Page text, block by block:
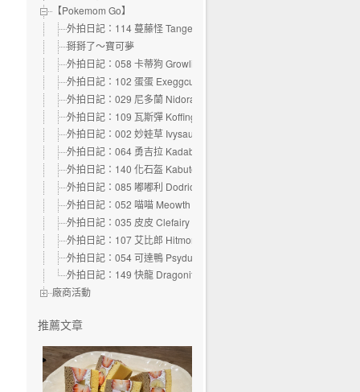
【Pokemom Go】
外拍日記：114 蔓藤怪 Tangela
掰掰了～寶可夢
外拍日記：058 卡蒂狗 Growlithe
外拍日記：102 蛋蛋 Exeggcute
外拍日記：029 尼多蘭 Nidoran
外拍日記：109 瓦斯彈 Koffing
外拍日記：002 妙娃草 Ivysaur
外拍日記：064 勇吉拉 Kadabra
外拍日記：140 化石盔 Kabuto
外拍日記：085 嘟嘟利 Dodrio
外拍日記：052 喵喵 Meowth
外拍日記：035 皮皮 Clefairy
外拍日記：107 艾比郎 Hitmonchan
外拍日記：054 可達鴨 Psyduck
外拍日記：149 快龍 Dragonite
廠商活動
推薦文章